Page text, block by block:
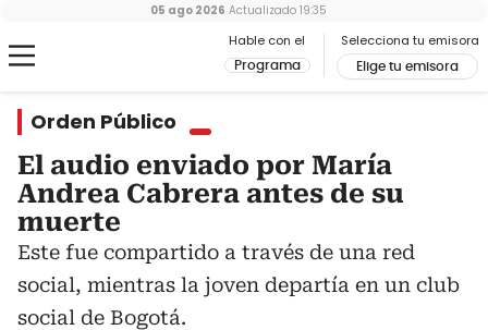
Hable con el
Programa
Selecciona tu emisora
Elige tu emisora
05 ago 2026 Actualizado 19:35
Orden Público
El audio enviado por María
Andrea Cabrera antes de su
muerte
Este fue compartido a través de una red
social, mientras la joven departía en un club
social de Bogotá.